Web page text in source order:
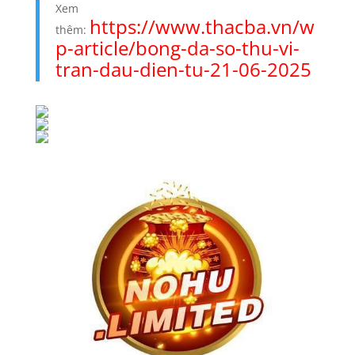
Xem
thêm: https://www.thacba.vn/w
p-article/bong-da-so-thu-vi-
tran-dau-dien-tu-21-06-2025